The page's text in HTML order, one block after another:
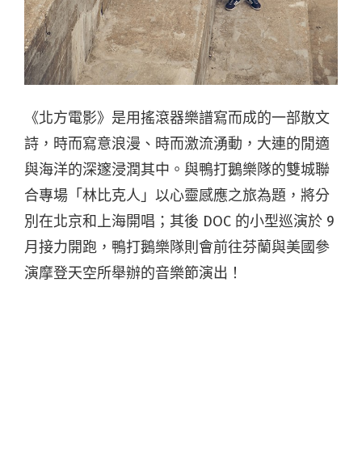
《北方電影》是用搖滾器樂譜寫而成的一部散文
詩，時而寫意浪漫、時而激流湧動，大連的閒適
與海洋的深邃浸潤其中。與鴨打鵝樂隊的雙城聯
合專場「林比克人」以心靈感應之旅為題，將分
別在北京和上海開唱；其後 DOC 的小型巡演於 9
月接力開跑，鴨打鵝樂隊則會前往芬蘭與美國參
演摩登天空所舉辦的音樂節演出！